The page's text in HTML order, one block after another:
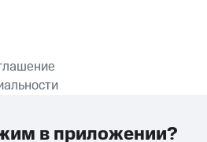
ПРИЛОЖЕНИЕ